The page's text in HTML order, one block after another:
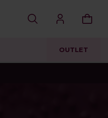
OUTLET